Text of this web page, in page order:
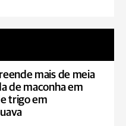
mais de meia
de maconha em
trigo em